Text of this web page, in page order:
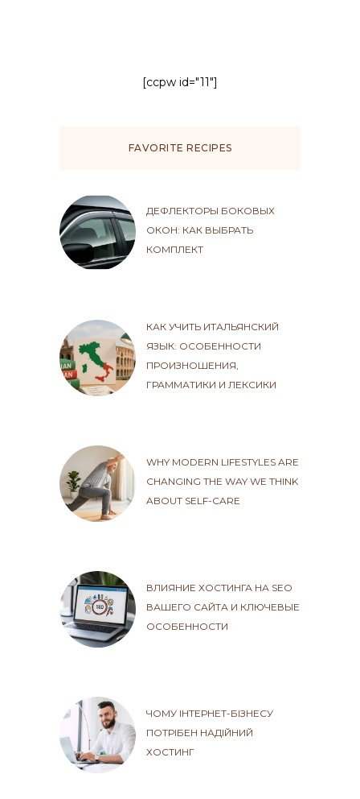
[ccpw id="11"]
FAVORITE RECIPES
ДЕФЛЕКТОРЫ БОКОВЫХ
ОКОН: КАК ВЫБРАТЬ
КОМПЛЕКТ
КАК УЧИТЬ ИТАЛЬЯНСКИЙ
ЯЗЫК: ОСОБЕННОСТИ
ПРОИЗНОШЕНИЯ,
ГРАММАТИКИ И ЛЕКСИКИ
WHY MODERN LIFESTYLES ARE
CHANGING THE WAY WE THINK
ABOUT SELF-CARE
ВЛИЯНИЕ ХОСТИНГА НА SEO
ВАШЕГО САЙТА И КЛЮЧЕВЫЕ
ОСОБЕННОСТИ
ЧОМУ ІНТЕРНЕТ-БІЗНЕСУ
ПОТРІБЕН НАДІЙНИЙ
ХОСТИНГ